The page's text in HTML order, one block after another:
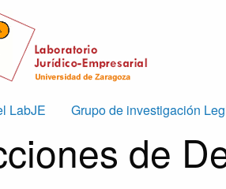
LabJE Grupo de investigación
de